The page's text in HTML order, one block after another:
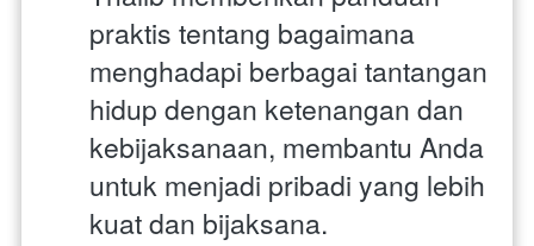
praktis tentang bagaimana
menghadapi berbagai tantangan
hidup dengan ketenangan dan
kebijaksanaan, membantu Anda
untuk menjadi pribadi yang lebih
kuat dan bijaksana.